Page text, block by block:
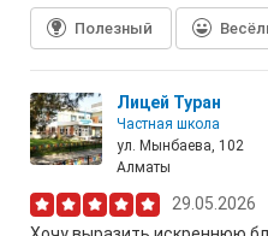
Полезный
Лицей Туран
Частная школа
ул. Мынбаева, 102
Алматы
29.05.2026